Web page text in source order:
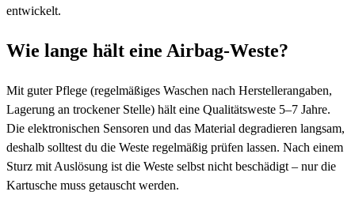
entwickelt.
Wie lange hält eine Airbag-Weste?
Mit guter Pflege (regelmäßiges Waschen nach Herstellerangaben,
Lagerung an trockener Stelle) hält eine Qualitätsweste 5–7 Jahre.
Die elektronischen Sensoren und das Material degradieren langsam,
deshalb solltest du die Weste regelmäßig prüfen lassen. Nach einem
Sturz mit Auslösung ist die Weste selbst nicht beschädigt – nur die
Kartusche muss getauscht werden.